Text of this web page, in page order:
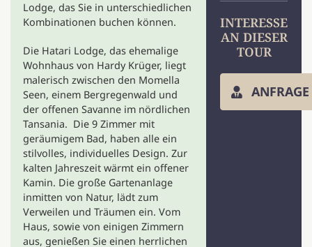
Lodge, das Sie in unterschiedlichen
Kombinationen buchen können.
Die Hatari Lodge, das ehemalige
Wohnhaus von Hardy Krüger, liegt
malerisch zwischen den Momella
Seen, einem Bergregenwald und
der offenen Savanne im nördlichen
Tansania. Die 9 Zimmer mit
geräumigem Bad, haben alle ein
stilvolles, individuelles Design. Zur
kalten Jahreszeit wärmt ein offener
Kamin. Die große Gartenanlage
inmitten von Natur, lädt zum
Verweilen und Träumen ein. Vom
Haus, sowie von einigen Zimmern
aus, genießen Sie einen herrlichen
INTERESSE
AN DIESER
TOUR
ANFRAGE